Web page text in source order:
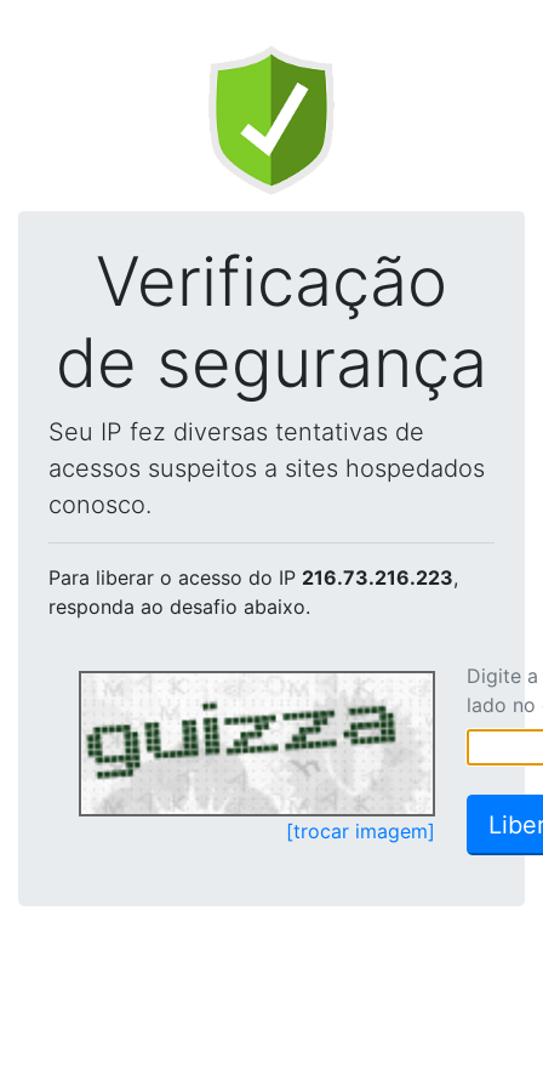
Verificação
de segurança
Seu IP fez diversas tentativas de
acessos suspeitos a sites hospedados
conosco.
Para liberar o acesso do IP 216.73.216.223,
responda ao desafio abaixo.
[trocar imagem]
Digite
lado no